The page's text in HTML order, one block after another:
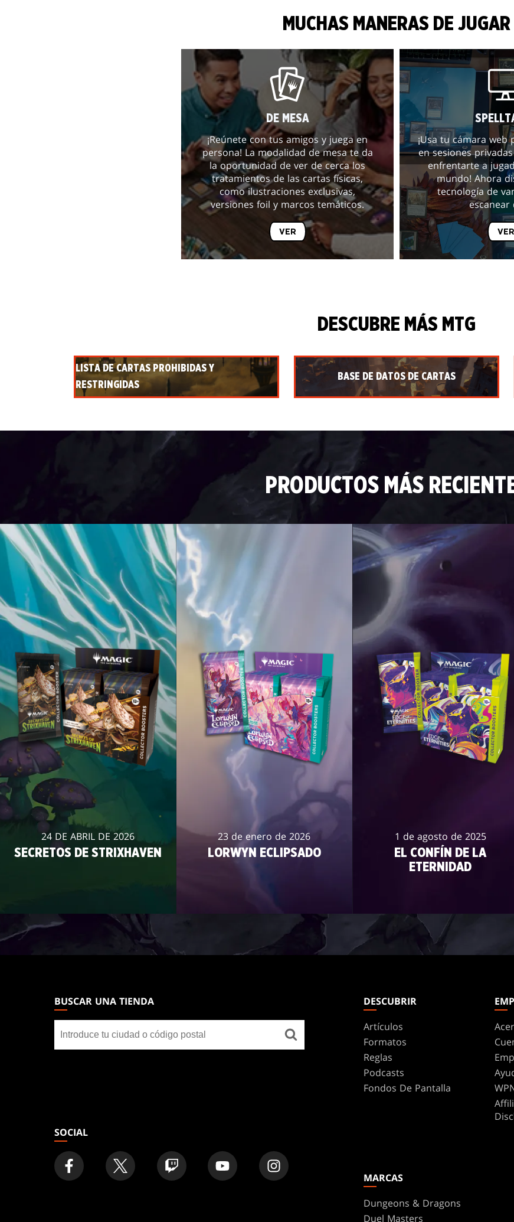
MUCHAS MANERAS DE JUGAR
DE MESA
¡Reúnete con tus amigos y juega en
persona! La modalidad de mesa te da
la oportunidad de ver de cerca los
tratamientos de las cartas físicas,
como ilustraciones exclusivas,
versiones foil y marcos temáticos.
VER
¡Usa tu cámara web
en sesiones
enfrentarte a
mundo! Ahora
tecnología de
escanear
VER
DESCUBRE MÁS MTG
LISTA DE CARTAS PROHIBIDAS Y
RESTRINGIDAS
BASE DE DATOS DE CARTAS
PRODUCTOS MÁS
24 DE ABRIL DE 2026
SECRETOS DE STRIXHAVEN
23 de enero de 2026
LORWYN ECLIPSADO
1 de agosto de 2025
EL CONFÍN DE LA
ETERNIDAD
GATHERINGBUSCAR UNA TIENDA
una
tienda
SOCIAL
DESCUBRIR
Artículos
Formatos
Reglas
Podcasts
Fondos De Pantalla
MARCAS
Dungeons & Dragons
Duel Masters